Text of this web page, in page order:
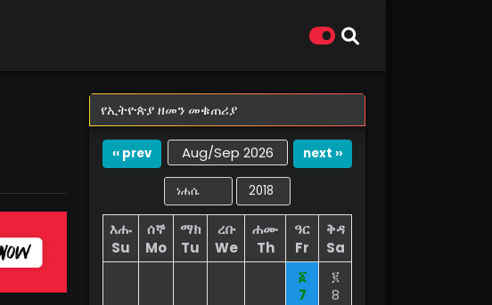
የኢትዮጵያ ዘመን መቁጠሪያ
‹‹ prev Aug/Sep 2026 next ››
እሑ
Su
ሰኞ
Mo
ማክ
Tu
ረቡ
We
ሐሙ
Th
ዓር
Fr
ቅዳ
Sa
፩
7
፪
8